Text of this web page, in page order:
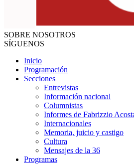
SOBRE NOSOTROS
SÍGUENOS
Inicio
Programación
Secciones
Entrevistas
Información nacional
Columnistas
Informes de Fabrizzio
Internacionales
Memoria, juicio y castigo
Cultura
Mensajes de la 36
Programas